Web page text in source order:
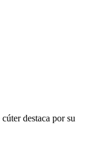
destaca por su